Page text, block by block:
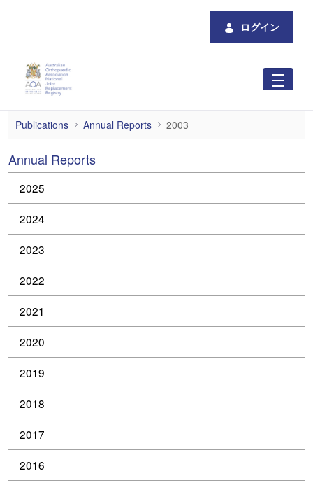
ログイン
2003
Publications Annual Reports 2003
Annual Reports
2025
2024
2023
2022
2021
2020
2019
2018
2017
2016